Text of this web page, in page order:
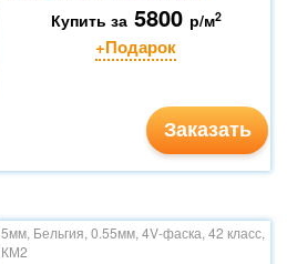
Купить за 5800 р/м2
+Подарок
Заказать
5мм, Бельгия, 0.55мм, 4V-фаска, 42 класс,
КМ2